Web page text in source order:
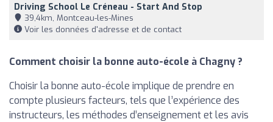
Driving School Le Créneau - Start And Stop
39,4km, Montceau-les-Mines
Voir les données d'adresse et de contact
Comment choisir la bonne auto-école à Chagny ?
Choisir la bonne auto-école implique de prendre en
compte plusieurs facteurs, tels que l’expérience des
instructeurs, les méthodes d’enseignement et les avis